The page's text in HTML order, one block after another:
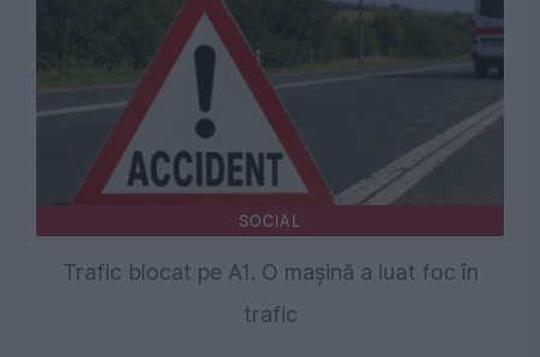
SOCIAL
Trafic blocat pe A1. O mașină a luat foc în
trafic